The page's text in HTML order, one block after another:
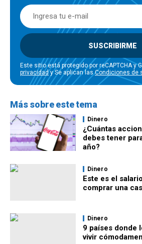
SUSCRIBIRME
Este sitio está protegido por reCAPTCHA y
privacidady Se aplican lasCondiciones de
Más sobre este tema
Dinero
¿Cuántas
debes tener
año?
Dinero
Este es el
comprar una
Dinero
9 países donde
vivir